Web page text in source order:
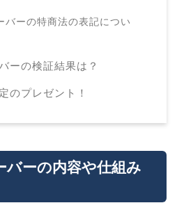
バーの特商法の表記につい
ーの検証結果は？
のプレゼント！
バーの内容や仕組み